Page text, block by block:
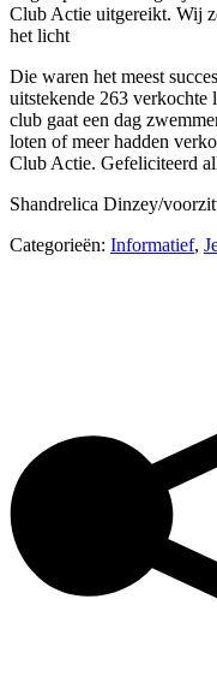
Club Actie uitgereikt. Wij
het licht
Die waren het meest
uitstekende 263 verkochte
club gaat een dag
loten of meer hadden
Club Actie. Gefeliciteerd
Shandrelica Dinzey/
Categorieën: Informatief,